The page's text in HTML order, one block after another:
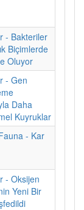
- Bakteriler
Biçimlerde
Oluyor
- Gen
Daha
Kuyruklar
- Kar
- Oksijen
Yeni Bir